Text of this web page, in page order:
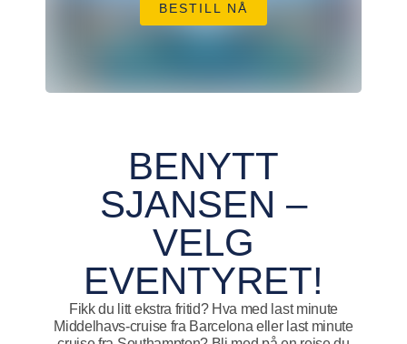
BESTILL NÅ
BENYTT
SJANSEN –
VELG
EVENTYRET!
Fikk du litt ekstra fritid? Hva med last minute
Middelhavs-cruise fra Barcelona eller last minute